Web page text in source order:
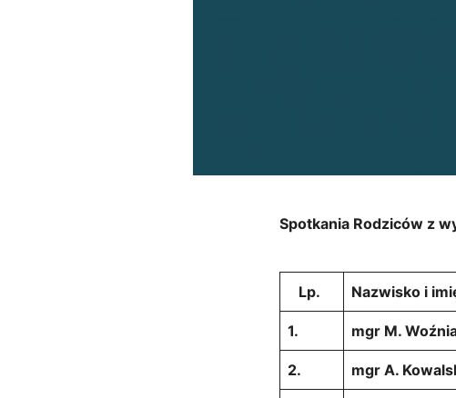
Spotkania Rodziców z
Lp. Nazwisko i
1. mgr M.
2. mgr A.